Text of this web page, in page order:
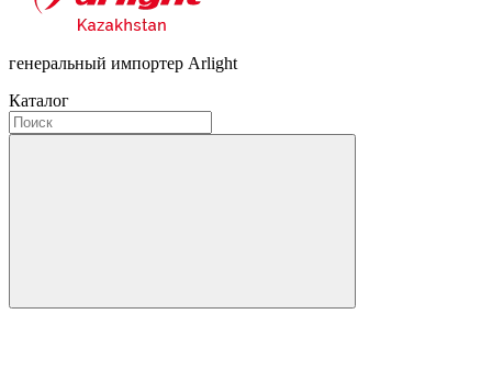
генеральный импортер Arlight
Каталог